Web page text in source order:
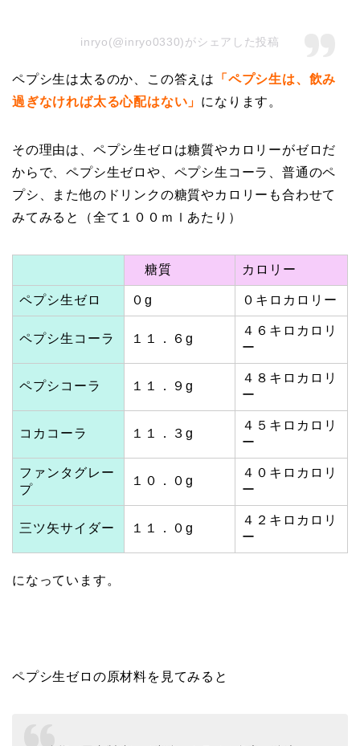
inryo(@inryo0330)がシェアした投稿
ペプシ生は太るのか、この答えは
「ペプシ生は、飲み
過ぎなければ太る心配はない」 になります。
その理由は、ペプシ生ゼロは糖質やカロリーがゼロだ
からで、ペプシ生ゼロや、ペプシ生コーラ、普通のペ
プシ、また他のドリンクの糖質やカロリーも合わせて
みてみると（全て１００ｍｌあたり）
糖質 カロリー
ペプシ生ゼロ ０g ０キロカロリー
ペプシ生コーラ １１．６g
４６キロカロリ
ー
ペプシコーラ １１．９g
４８キロカロリ
ー
コカコーラ １１．３g
４５キロカロリ
ー
ファンタグレー
プ
１０．０g
４０キロカロリ
ー
三ツ矢サイダー １１．０g
４２キロカロリ
ー
になっています。
ペプシ生ゼロの原材料を見てみると